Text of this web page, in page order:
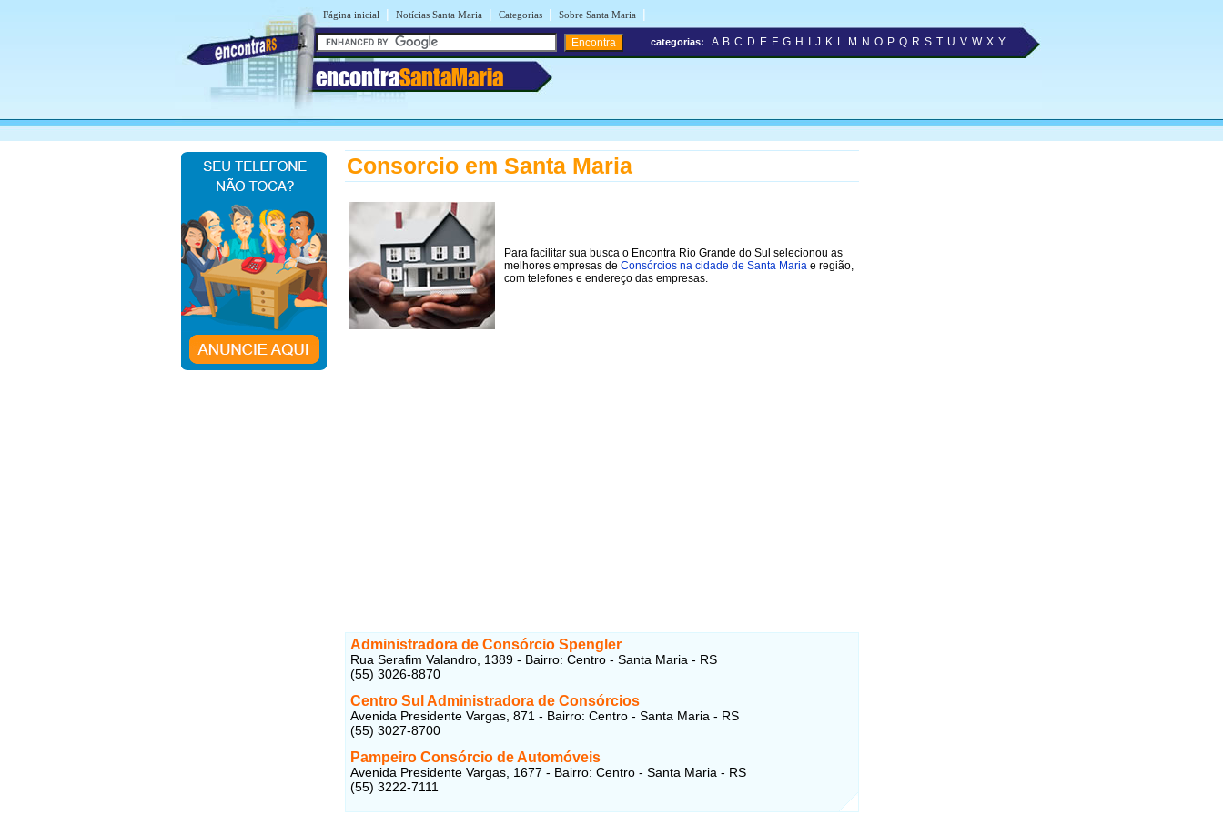
Página inicial | Notícias Santa Maria | Categorias | Sobre Santa Maria |
encontraSantaMaria
categorias: A B C D E F G H J K L M N O P Q R S T U V W X Y
Consorcio em Santa Maria
Para facilitar sua busca o Encontra Rio Grande do Sul selecionou as
melhores empresas de Consórcios na cidade de Santa Maria e região,
com telefones e endereço das empresas.
Administradora de Consórcio Spengler
Rua Serafim Valandro, 1389 - Bairro: Centro - Santa Maria - RS
(55) 3026-8870
Centro Sul Administradora de Consórcios
Avenida Presidente Vargas, 871 - Bairro: Centro - Santa Maria - RS
(55) 3027-8700
Pampeiro Consórcio de Automóveis
Avenida Presidente Vargas, 1677 - Bairro: Centro - Santa Maria - RS
(55) 3222-7111